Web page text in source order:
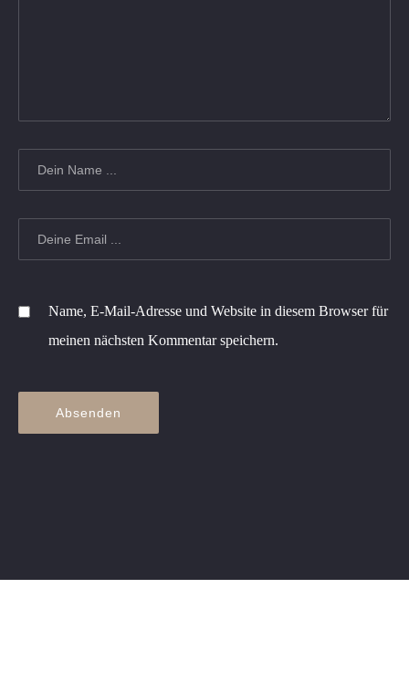
Name, E-Mail-Adresse und Website in diesem Browser für
meinen nächsten Kommentar speichern.